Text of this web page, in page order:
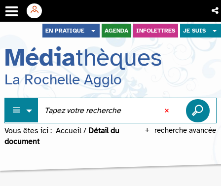
menu
contenu
recherche
EN PRATIQUE AGENDA INFOLETTRES JE SUIS
Médiathèques
La Rochelle Agglo
recherche avancée
Vous êtes ici : Accueil / Détail du
document